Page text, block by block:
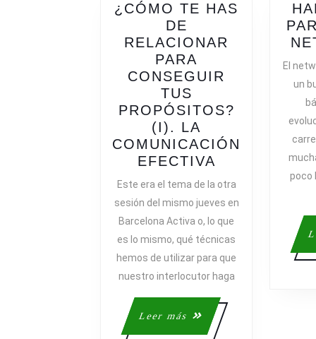
¿CÓMO TE HAS
DE
RELACIONAR
PARA
CONSEGUIR
TUS
PROPÓSITOS?
(I). LA
COMUNICACIÓN
EFECTIVA
TE
DE
PARA
CONSEGUIR
TUS
(I).
LA
Este era el tema de la otra
sesión del mismo jueves en
Barcelona Activa o, lo que
es lo mismo, qué técnicas
hemos de utilizar para que
nuestro interlocutor haga
Leer más
Leer
más
El
un
poco